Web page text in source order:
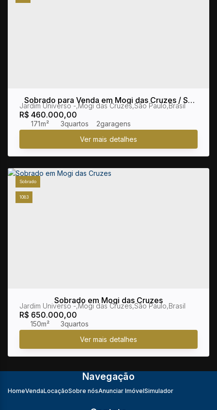
Sobrado para Venda em Mogi das Cruzes / SP
no bairro Jardim Universo
R$ 460.000,00
Jardim Universo ,Mogi das Cruzes,São Paulo,Brasil
3
171m² 2
1083
Sobrado
Sobrado em Mogi das Cruzes
R$ 650.000,00
Jardim Universo ,Mogi das Cruzes,São Paulo,Brasil
3
150m²
Navegação
HomeVendaLocaçãoSobre nósAnunciar ImóvelSimulador